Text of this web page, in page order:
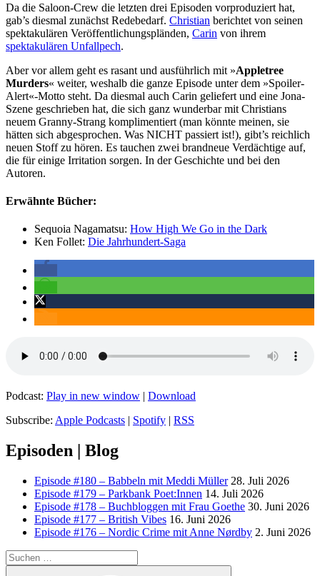
Da die Saloon-Crew die letzten drei Episoden vorproduziert hat,
gab’s diesmal zunächst Redebedarf. Christian berichtet von seinen
spektakulären Veröffentlichungspländen, Carin von ihrem
spektakulären Unfallpech.
Aber vor allem geht es rasant und ausführlich mit »Appletree
Murders« weiter, weshalb die ganze Episode unter dem »Spoiler-
Alert«-Motto steht. Da diesmal auch Carin geliefert und eine Jona-
Szene geschrieben hat, die sich ganz wunderbar mit Christians
neuem Granny-Strang komplimentiert (man könnte meinen, sie
hätten sich abgesprochen. Was NICHT passiert ist!), gibt’s reichlich
neuen Stoff zu hören. Es tauchen zwei brandneue Verdächtige auf,
die für einige Irritation sorgen. In der Geschichte und bei den
Autoren.
Erwähnte Bücher:
Sequoia Nagamatsu: How High We Go in the Dark
Ken Follet: Die Jahrhundert-Saga
Podcast: Play in new window | Download
Subscribe: Apple Podcasts | Spotify | RSS
Episoden | Blog
Episode #180 – Babbeln mit Meddi Müller 28. Juli 2026
Episode #179 – Parkbank Poet:Innen 14. Juli 2026
Episode #178 – Buchbloggen mit Frau Goethe 30. Juni 2026
Episode #177 – British Vibes 16. Juni 2026
Episode #176 – Nordic Crime mit Anne Nørdby 2. Juni 2026
Suchen
nach: